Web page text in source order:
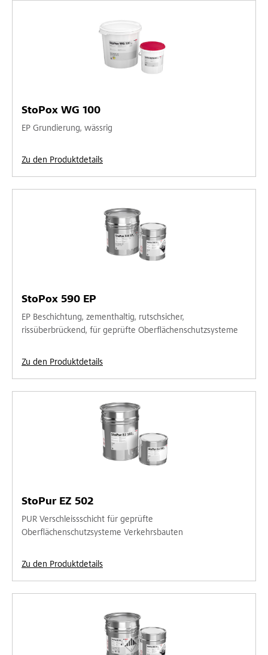
StoPox WG 100
EP Grundierung, wässrig
Zu den Produktdetails
StoPox 590 EP
EP Beschichtung, zementhaltig, rutschsicher,
rissüberbrückend, für geprüfte Oberflächenschutzsysteme
Zu den Produktdetails
StoPur EZ 502
PUR Verschleissschicht für geprüfte
Oberflächenschutzsysteme Verkehrsbauten
Zu den Produktdetails